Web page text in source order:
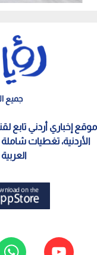
في ملف المناطق
جميع
موقع إخباري أردني تابع
الأردنية، تغطيات